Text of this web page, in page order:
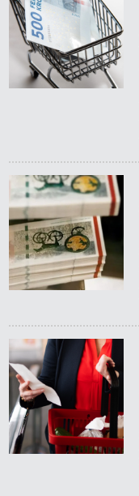
102 kr.
10 liter benzin
11 kr.